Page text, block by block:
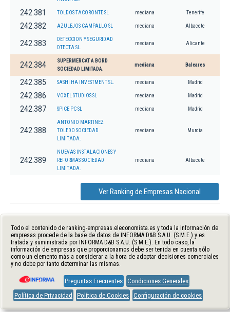
242.381 TOLDOS TACORONTE SL mediana Tenerife
242.382 AZULEJOS CAMPALLO SL mediana Albacete
242.383
DETECCION Y SEGURIDAD
DTECTA SL.
mediana Alicante
242.384
SUPERMERCAT A BORD
SOCIEDAD LIMITADA.
mediana Baleares
242.385 SASHI HA INVESTMENT SL. mediana Madrid
242.386 VOXEL STUDIOS SL mediana Madrid
242.387 SPICE PC SL mediana Madrid
242.388
ANTONIO MARTINEZ
TOLEDO SOCIEDAD
LIMITADA.
mediana Murcia
242.389
NUEVAS INSTALACIONES Y
REFORMAS SOCIEDAD
LIMITADA.
mediana Albacete
Ver Ranking de Empresas Nacional
Todo el contenido de ranking-empresas.eleconomista.es y toda la información de
empresas procede de la base de datos de INFORMA D&B S.A.U. (S.M.E.) y es
tratada y suministrada por INFORMA D&B S.A.U. (S.M.E.). En todo caso, la
información de empresas que proporcionamos debe ser tenida en cuenta sólo
como un elemento más a considerar a la hora de adoptar decisiones comerciales
y no debe por tanto determinar las mismas.
Preguntas Frecuentes Condiciones Generales
Política de Privacidad
Política de Cookies Configuración de cookies